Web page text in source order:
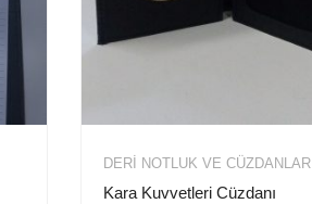
DERI NOTLUK VE CÜZDANLAR
Kara Kuvvetleri Cüzdanı